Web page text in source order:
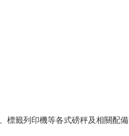
標籤列印機等各式磅秤及相關配備